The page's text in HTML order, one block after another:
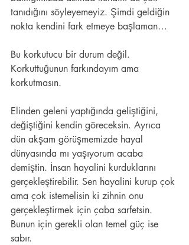
tanıdığını söyleyemeyiz. Şimdi geldiğin
nokta kendini fark etmeye başlaman…
Bu korkutucu bir durum değil.
Korkuttuğunun farkındayım ama
korkutmasın.
Elinden geleni yaptığında geliştiğini,
değiştiğini kendin göreceksin. Ayrıca
dün akşam görüşmemizde hayal
dünyasında mı yaşıyorum acaba
demiştin. İnsan hayalini kurduklarını
gerçekleştirebilir. Sen hayalini kurup çok
ama çok istemelisin ki zihnin onu
gerçekleştirmek için çaba sarfetsin.
Bunun için gerekli olan temel güç ise
sabır.